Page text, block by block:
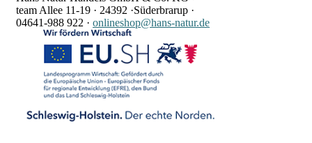
team Allee 11-19 · 24392 ·Süderbrarup ·
04641-988 922 · onlineshop@hans-natur.de